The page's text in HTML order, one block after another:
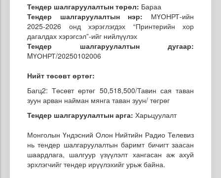
Тендер шалгаруулалтын төрөл: Бараа
Тендер шалгаруулалтын нэр: МҮОНРТ-ийн
2025-2026 онд хэрэглэгдэх “Принтерийн хор
дагалдах хэрэгсэл”-ийг нийлүүлэх
Тендер шалгаруулалтын дугаар:
MҮОНРТ/20250102006
Нийт төсөвт өртөг:
Багц2: Төсөвт өртөг 50,518,500/Тавин сая таван
зуун арван найман мянга таван зуун/ төгрөг
Тендер шалгаруулалтын арга: Харьцуулалт
Монголын Үндэсний Олон Нийтийн Радио Телевиз
нь тендер шалгаруулалтын баримт бичигт заасан
шаардлага, шалгуур үзүүлэлт хангасан аж ахуй
эрхлэгчийг тендер ирүүлэхийг урьж байна.